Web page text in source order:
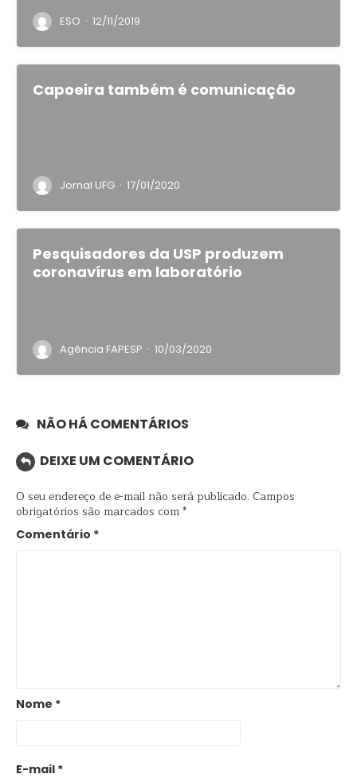
ESO · 12/11/2019
Capoeira também é comunicação
Jornal UFG · 17/01/2020
Pesquisadores da USP produzem
coronavírus em laboratório
Agência FAPESP · 10/03/2020
NÃO HÁ COMENTÁRIOS
DEIXE UM COMENTÁRIO
O seu endereço de e-mail não será publicado. Campos
obrigatórios são marcados com*
Comentário *
Nome *
E-mail *